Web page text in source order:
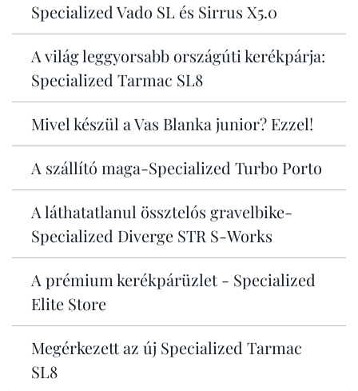
Specialized Vado SL és Sirrus X5.0
A világ leggyorsabb országúti kerékpárja:
Specialized Tarmac SL8
Mivel készül a Vas Blanka junior? Ezzel!
A szállító maga-Specialized Turbo Porto
A láthatatlanul össztelós gravelbike-
Specialized Diverge STR S-Works
A prémium kerékpárüzlet - Specialized
Elite Store
Megérkezett az új Specialized Tarmac
SL8